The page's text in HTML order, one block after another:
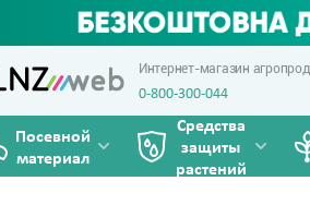
Интернет-магазин
0-800-300-044
Посевной
материал
Средства
защиты
растений